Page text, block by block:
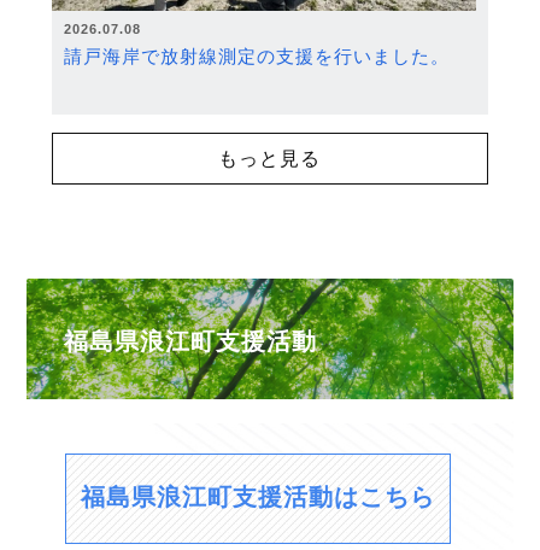
2026.07.08
請戸海岸で放射線測定の支援を行いました。
もっと見る
福島県浪江町支援活動
福島県浪江町支援活動はこちら